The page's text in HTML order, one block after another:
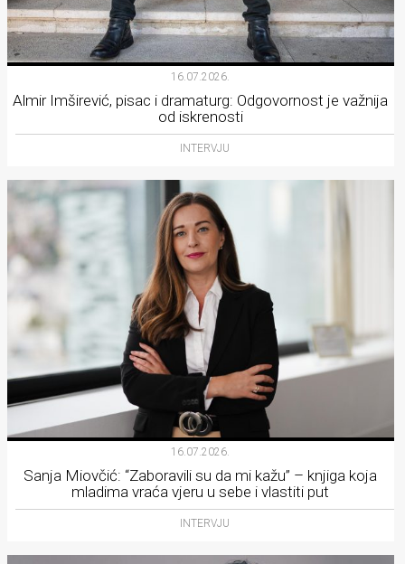
16.07.2026.
Almir Imširević, pisac i dramaturg: Odgovornost je važnija
od iskrenosti
INTERVJU
16.07.2026.
Sanja Miovčić: “Zaboravili su da mi kažu” – knjiga koja
mladima vraća vjeru u sebe i vlastiti put
INTERVJU